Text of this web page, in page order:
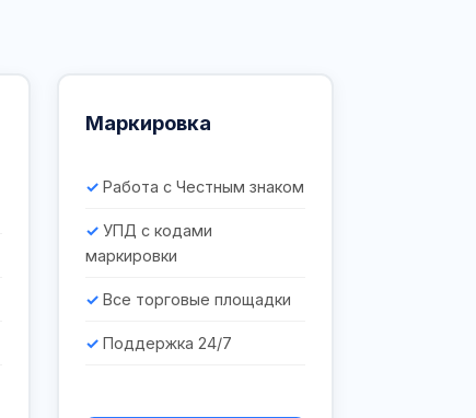
Маркировка
Работа с Честным знаком
УПД с кодами
маркировки
Все торговые площадки
Поддержка 24/7